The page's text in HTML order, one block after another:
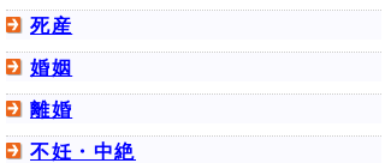
死産
婚姻
離婚
不妊・中絶